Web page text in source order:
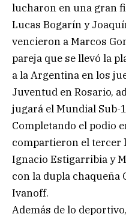
lucharon en una gran
Lucas Bogarín y
vencieron a Marcos
pareja que se llevó la
a la Argentina en los
Juventud en Rosario,
jugará el Mundial Sub-
Completando el podio
compartieron el tercer
Ignacio Estigarribia y
con la dupla chaqueña
Ivanoff.
Además de lo